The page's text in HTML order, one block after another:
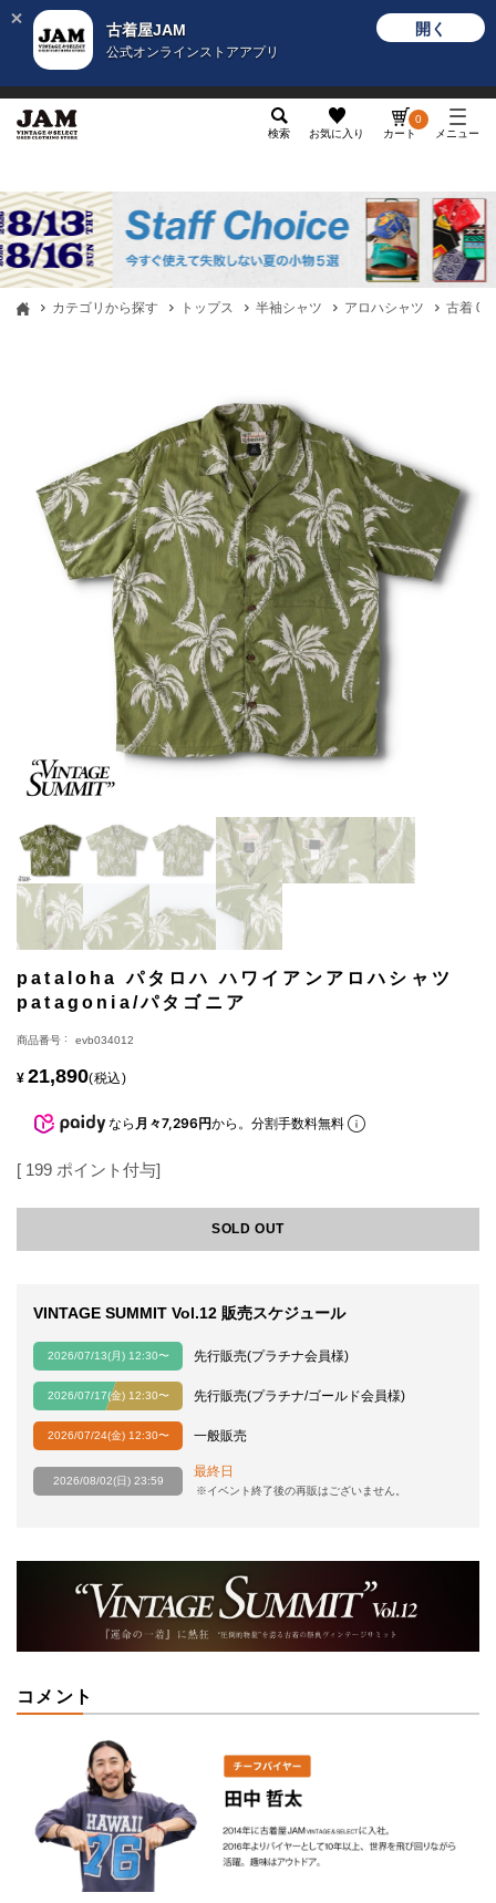
古着屋JAM
公式オンラインストアアプリ
開く
検索 お気に入り カート
0
メニュー
カテゴリから探す トップス 半袖シャツ アロハシャツ 古着 00
pataloha パタロハ ハワイアンアロハシャツ
patagonia/パタゴニア
商品番号 evb034012
¥ 21,890 税込
なら 月々7,296円から。分割手数料無料
[ 199 ポイント付与]
SOLD OUT
VINTAGE SUMMIT Vol.12 販売スケジュール
2026/07/13(月) 12:30〜 先行販売(プラチナ会員様)
2026/07/17(金) 12:30〜 先行販売(プラチナ/ゴールド会員様)
2026/07/24(金) 12:30〜 一般販売
2026/08/02(日) 23:59
最終日
※イベント終了後の再販はございません。
コメント